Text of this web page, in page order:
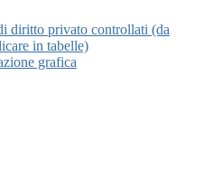
diritto privato controllati (da
in tabelle)
grafica